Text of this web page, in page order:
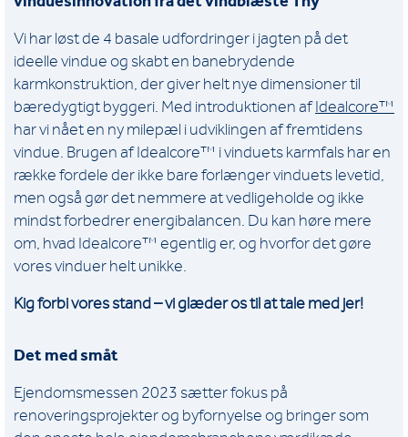
Vi har løst de 4 basale udfordringer i jagten på det
ideelle vindue og skabt en banebrydende
karmkonstruktion, der giver helt nye dimensioner til
bæredygtigt byggeri. Med introduktionen afIdealcore™
har vi nået en ny milepæl i udviklingen af fremtidens
vindue. Brugen af Idealcore™ i vinduets karmfals har en
række fordele der ikke bare forlænger vinduets levetid,
men også gør det nemmere at vedligeholde og ikke
mindst forbedrer energibalancen. Du kan høre mere
om, hvad Idealcore™ egentlig er, og hvorfor det gøre
vores vinduer helt unikke.
Kig forbi vores stand – vi glæder os til at tale med jer!
Det med småt
Ejendomsmessen 2023 sætter fokus på
renoveringsprojekter og byfornyelse og bringer som